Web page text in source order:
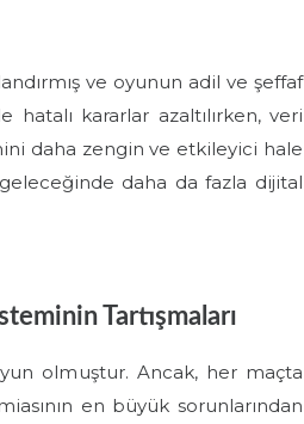
ve oyunun adil ve şeffaf
hatalı kararlar azaltılırken, veri
daha zengin ve etkileyici hale
daha da fazla dijital
Tartışmaları
olmuştur. Ancak, her maçta
en büyük sorunlarından